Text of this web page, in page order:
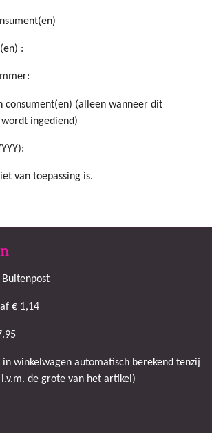
:
consument(en) (alleen wanneer dit
ingediend)
van toepassing is.
€ 1,14
in winkelwagen automatisch berekend tenzij
de grote van het artikel)